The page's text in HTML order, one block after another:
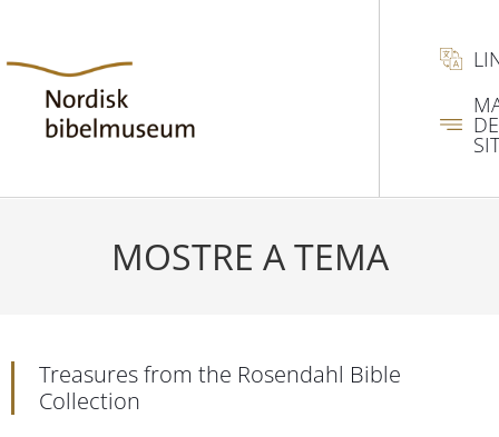
MOSTRE A TEMA
Treasures from the Rosendahl Bible
Collection